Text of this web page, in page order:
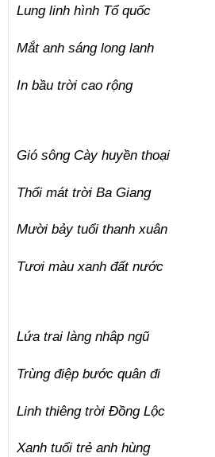
Lung linh hình Tổ quốc
Mắt anh sáng long lanh
In bầu trời cao rộng
Gió sông Cày huyền thoại
Thổi mát trời Ba Giang
Mười bảy tuổi thanh xuân
Tươi màu xanh đất nước
Lứa trai làng nhâp ngũ
Trùng điệp bước quân đi
Linh thiêng trời Đồng Lộc
Xanh tuổi trẻ anh hùng